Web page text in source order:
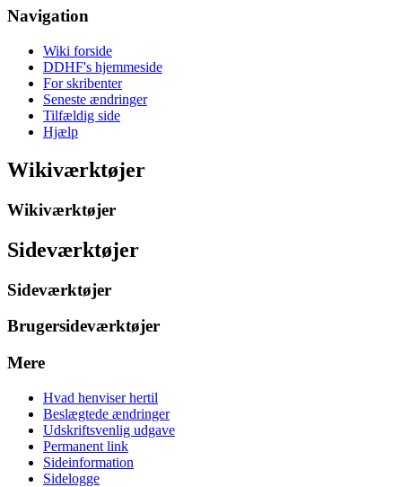
Navigation
Wiki forside
DDHF's hjemmeside
For skribenter
Seneste ændringer
Tilfældig side
Hjælp
Wikiværktøjer
Wikiværktøjer
Sideværktøjer
Sideværktøjer
Brugersideværktøjer
Mere
Hvad henviser hertil
Beslægtede ændringer
Udskriftsvenlig udgave
Permanent link
Sideinformation
Sidelogge